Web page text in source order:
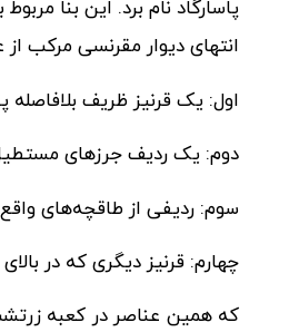
پاسارگاد نام برد. این بنا
انتهای دیوار مقرنسی مرکب
اول: یک قرنیز ظریف بلافاصله
دوم: یک ردیف جرزهای مستطیل
سوم: ردیفی از طاقچه‌های
چهارم: قرنیز دیگری که در
که همین عناصر در کعبه